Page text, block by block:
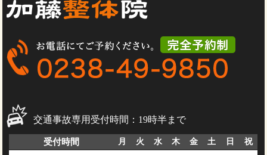
交通事故専用受付時間：19時半まで
受付時間 月 火 水 木 金 土 日 祝